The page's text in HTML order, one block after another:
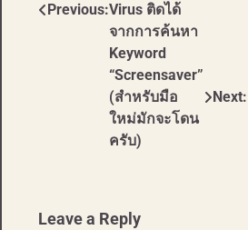
Post
navigation
Previous:Virus ติดได้
จากการค้นหา
Keyword
“Screensaver”
(สำหรับมือ
ใหม่มักจะโดน
ครับ)
Next:
Leave a Reply